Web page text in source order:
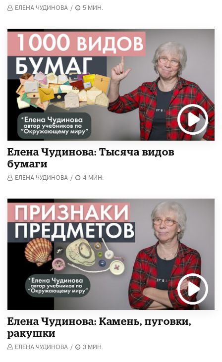
ЕЛЕНА ЧУДИНОВА / 5 МИН.
Елена Чудинова: Тысяча видов
бумаги
ЕЛЕНА ЧУДИНОВА / 4 МИН.
Елена Чудинова: Камень, пуговки,
ракушки
ЕЛЕНА ЧУДИНОВА / 3 МИН.